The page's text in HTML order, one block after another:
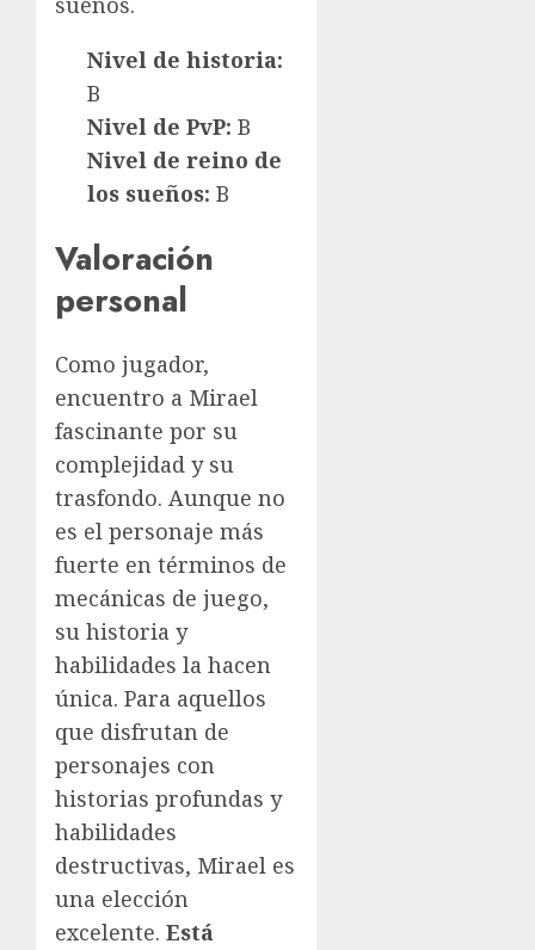
Nivel de historia:
B
Nivel de PvP: B
Nivel de reino de
los sueños: B
Valoración
personal
Como jugador,
encuentro a Mirael
fascinante por su
complejidad y su
trasfondo. Aunque no
es el personaje más
fuerte en términos de
mecánicas de juego,
su historia y
habilidades la hacen
única. Para aquellos
que disfrutan de
personajes con
historias profundas y
habilidades
destructivas, Mirael es
una elección
excelente. Está